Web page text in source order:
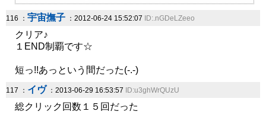
116 ： 宇宙撫子 ：2012-06-24 15:52:07 ID:.nGDeLZeeo
クリア♪
１END制覇です☆
短っ!!あっという間だった(-.-)
117 ： イヴ ：2013-06-29 16:53:57 ID:u3ghWrQUzU
総クリック回数１５回だった